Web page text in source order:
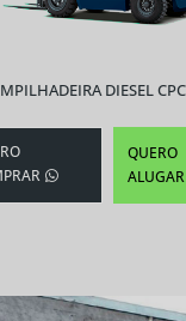
DIESEL
QUERO
ALUGAR